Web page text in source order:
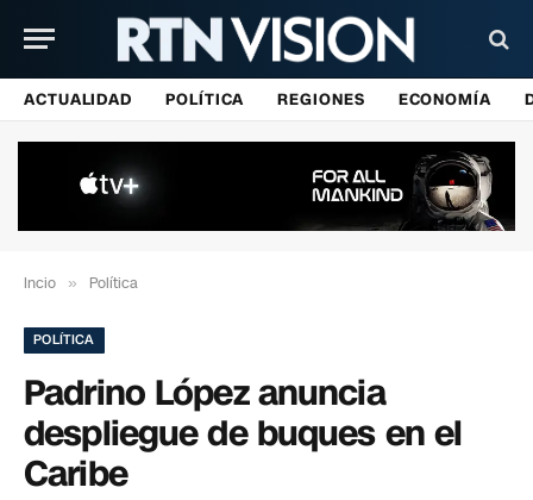
ACTUALIDAD POLÍTICA REGIONES ECONOMÍA
Incio » Política
POLÍTICA
Padrino López anuncia
despliegue de buques en el
Caribe